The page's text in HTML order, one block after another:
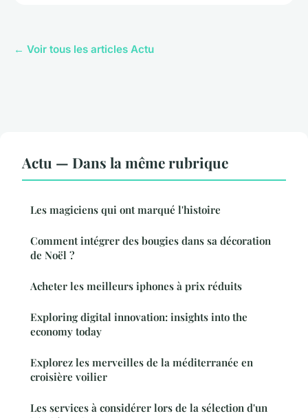
← Voir tous les articles Actu
Actu — Dans la même rubrique
Les magiciens qui ont marqué l'histoire
Comment intégrer des bougies dans sa décoration
de Noël ?
Acheter les meilleurs iphones à prix réduits
Exploring digital innovation: insights into the
economy today
Explorez les merveilles de la méditerranée en
croisière voilier
Les services à considérer lors de la sélection d'un